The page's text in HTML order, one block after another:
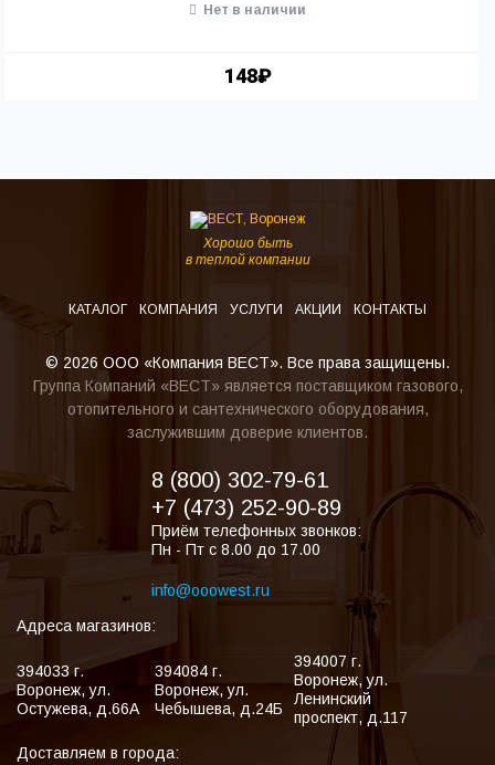
148₽
Нет в наличии
Хорошо быть
в теплой компании
КАТАЛОГ КОМПАНИЯ УСЛУГИ АКЦИИ КОНТАКТЫ
© 2026 ООО «Компания ВЕСТ». Все права защищены.
Группа Компаний «ВЕСТ» является поставщиком газового,
отопительного и сантехнического оборудования,
заслужившим доверие клиентов.
8 (800) 302-79-61
+7 (473) 252-90-89
Приём телефонных звонков:
Пн - Пт с 8.00 до 17.00
info@ooowest.ru
Адреса магазинов:
394033 г.
Воронеж,ул.
Остужева, д.66А
394084 г.
Воронеж,ул.
Чебышева, д.24Б
394007 г.
Воронеж,ул.
Ленинский
проспект, д.117
Доставляем в города: